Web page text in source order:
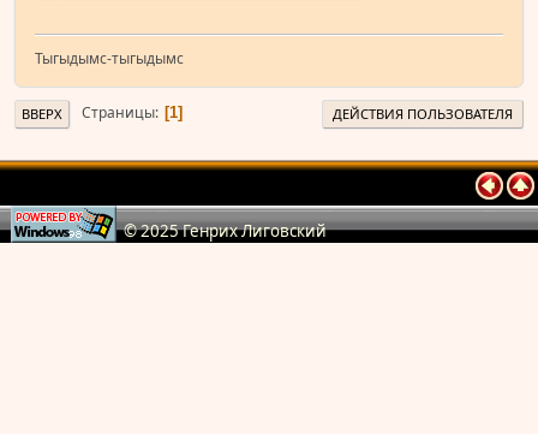
Тыгыдымс-тыгыдымс
ВВЕРХ Страницы 1 ДЕЙСТВИЯ ПОЛЬЗОВАТЕЛЯ
© 2025 Генрих Лиговский